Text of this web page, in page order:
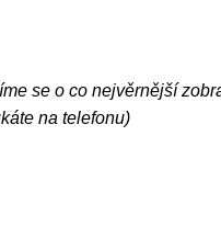
se o co nejvěrnější
na telefonu)